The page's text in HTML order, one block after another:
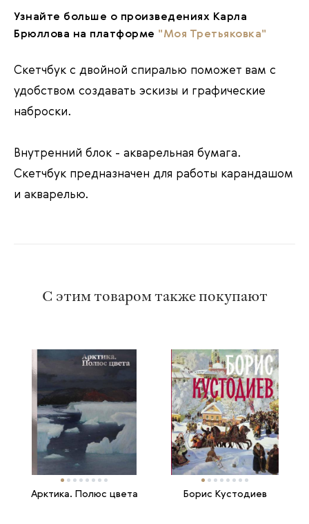
Узнайте больше о произведениях Карла
Брюллова на платформе "Моя Третьяковка"
Скетчбук с двойной спиралью поможет вам с
удобством создавать эскизы и графические
наброски.
Внутренний блок - акварельная бумага.
Скетчбук предназначен для работы карандашом
и акварелью.
С этим товаром также покупают
Арктика. Полюс цвета Борис Кустодиев